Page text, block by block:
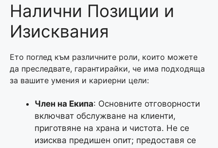
Налични Позиции и
Изисквания
Ето поглед към различните роли, които можете
да преследвате, гарантирайки, че има подходяща
за вашите умения и кариерни цели:
Член на Екипа: Основните отговорности
включват обслужване на клиенти,
приготвяне на храна и чистота. Не се
изисква предишен опит; предоставя се